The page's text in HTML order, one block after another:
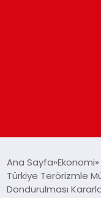
GÜNDEM
Ana Sayfa Ekonomi
Türkiye Terörizmle
Dondurulması